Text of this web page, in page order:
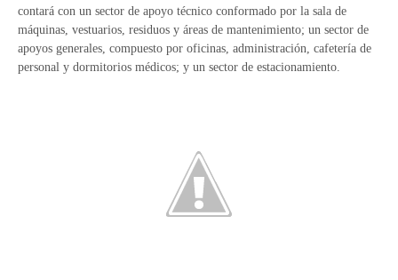
contará con un sector de apoyo técnico conformado por la sala de
máquinas, vestuarios, residuos y áreas de mantenimiento; un sector de
apoyos generales, compuesto por oficinas, administración, cafetería de
personal y dormitorios médicos; y un sector de estacionamiento.